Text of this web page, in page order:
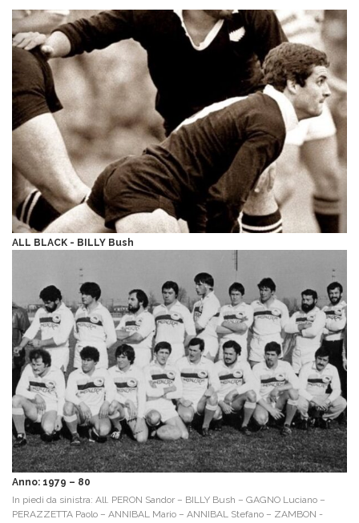
ALL BLACK - BILLY Bush
Anno: 1979 – 80
In piedi da sinistra: All. PERON Sandor – BILLY Bush – GAGNO Luciano –
PERAZZETTA Paolo – ANNIBAL Mario – ANNIBAL Stefano – ZAMBON -